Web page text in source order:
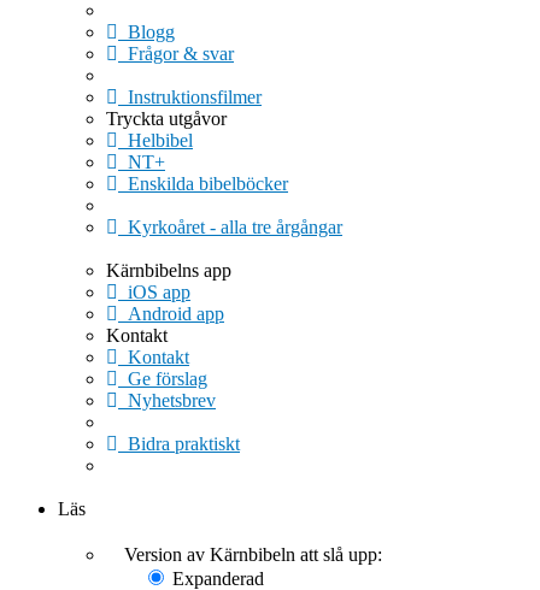
Blogg
Frågor & svar
Instruktionsfilmer
Tryckta utgåvor
Helbibel
NT+
Enskilda bibelböcker
Kyrkoåret - alla tre årgångar
Kärnbibelns app
iOS app
Android app
Kontakt
Kontakt
Ge förslag
Nyhetsbrev
Bidra praktiskt
Läs
Version av Kärnbibeln att slå upp:
Expanderad